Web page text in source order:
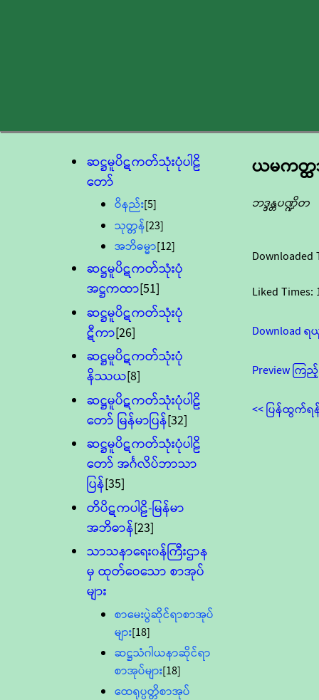
ဆဋ္ဌမူပိဋကတ်သုံးပုံပါဠိ
တော်
ဝိနည်း[5]
သုတ္တန်[23]
အဘိဓမ္မာ[12]
ဆဋ္ဌမူပိဋကတ်သုံးပုံ
အဋ္ဌကထာ[51]
ဆဋ္ဌမူပိဋကတ်သုံးပုံ
ဋီကာ[26]
ဆဋ္ဌမူပိဋကတ်သုံးပုံ
နိဿယ[8]
ဆဋ္ဌမူပိဋကတ်သုံးပုံပါဠိ
တော် မြန်မာပြန်[32]
ဆဋ္ဌမူပိဋကတ်သုံးပုံပါဠိ
တော် အင်္ဂလိပ်ဘာသာ
ပြန်[35]
တိပိဋကပါဠိ-မြန်မာ
အဘိဓာန်[23]
သာသနာရေး၀န်ကြီးဌာန
မှ ထုတ်ဝေသော စာအုပ်
များ
စာမေးပွဲဆိုင်ရာစာအုပ်
များ[18]
ဆဋ္ဌသံဂါယနာဆိုင်ရာ
စာအုပ်များ[18]
ထေရုပ္ပတ္တိစာအုပ်
ယမကတ္ထ
ဘဒ္ဒန္တပဏ္ဍိတ
Downloaded
Liked Times:
Download
Preview ကြ
<< ပြန်ထွက်ရ